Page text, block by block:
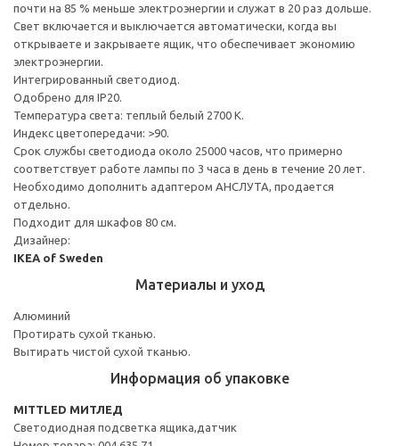
почти на 85 % меньше электроэнергии и служат в 20 раз дольше.
Свет включается и выключается автоматически, когда вы
открываете и закрываете ящик, что обеспечивает экономию
электроэнергии.
Интегрированный светодиод.
Одобрено для IP20.
Температура света: теплый белый 2700 К.
Индекс цветопередачи: >90.
Срок службы светодиода около 25000 часов, что примерно
соответствует работе лампы по 3 часа в день в течение 20 лет.
Необходимо дополнить адаптером АНСЛУТА, продается
отдельно.
Подходит для шкафов 80 см.
Дизайнер:
IKEA of Sweden
Материалы и уход
Алюминий
Протирать сухой тканью.
Вытирать чистой сухой тканью.
Информация об упаковке
MITTLED МИТЛЕД
Светодиодная подсветка ящика,датчик